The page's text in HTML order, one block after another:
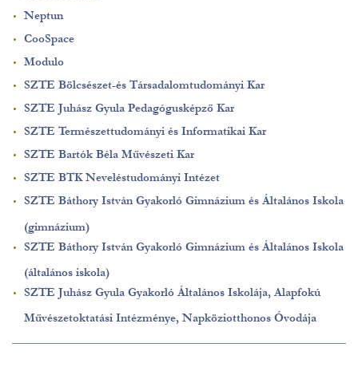
Neptun
CooSpace
Modulo
SZTE Bölcsészet-és Társadalomtudományi Kar
SZTE Juhász Gyula Pedagógusképző Kar
SZTE Természettudományi és Informatikai Kar
SZTE Bartók Béla Művészeti Kar
SZTE BTK Neveléstudományi Intézet
SZTE Báthory István Gyakorló Gimnázium és Általános Iskola
(gimnázium)
SZTE Báthory István Gyakorló Gimnázium és Általános Iskola
(általános iskola)
SZTE Juhász Gyula Gyakorló Általános Iskolája, Alapfokú
Művészetoktatási Intézménye, Napköziotthonos Óvodája